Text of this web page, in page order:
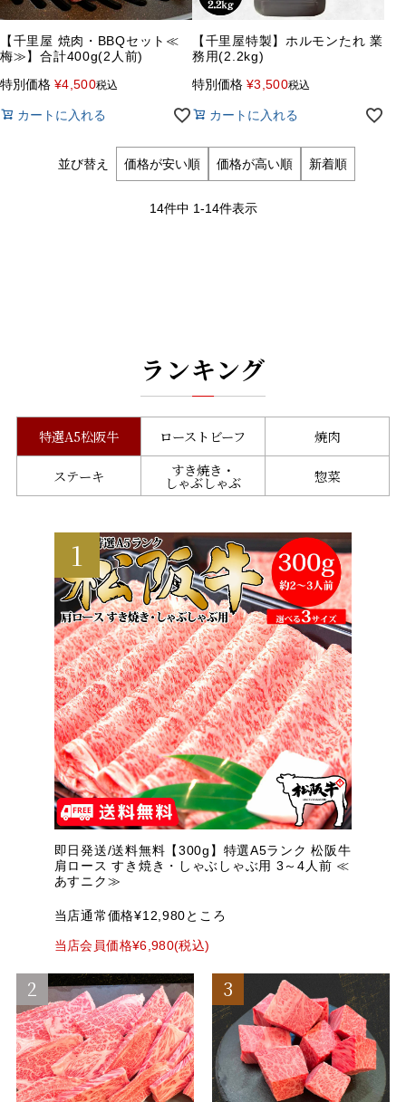
【千里屋 焼肉・BBQセット≪
梅≫】合計400g(2人前)
特別価格 ¥4,500税込
カートに入れる
【千里屋特製】ホルモンたれ 業
務用(2.2kg)
特別価格 ¥3,500税込
カートに入れる
並び替え 価格が安い順 価格が高い順 新着順
14件中 1-14件表示
ランキング
特選A5松阪牛 ローストビーフ 焼肉
ステーキ すき焼き・
しゃぶしゃぶ 惣菜
即日発送/送料無料【300g】特選A5ランク 松阪牛
肩ロース すき焼き・しゃぶしゃぶ用 3～4人前 ≪
あすニク≫
当店通常価格¥12,980ところ
当店会員価格¥6,980(税込)